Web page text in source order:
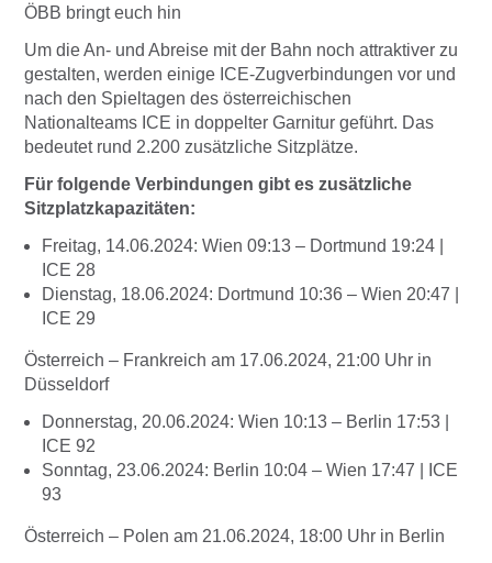
ÖBB bringt euch hin
Um die An- und Abreise mit der Bahn noch attraktiver zu
gestalten, werden einige ICE-Zugverbindungen vor und
nach den Spieltagen des österreichischen
Nationalteams ICE in doppelter Garnitur geführt. Das
bedeutet rund 2.200 zusätzliche Sitzplätze.
Für folgende Verbindungen gibt es zusätzliche
Sitzplatzkapazitäten:
Freitag, 14.06.2024: Wien 09:13 – Dortmund 19:24 |
ICE 28
Dienstag, 18.06.2024: Dortmund 10:36 – Wien 20:47 |
ICE 29
Österreich – Frankreich am 17.06.2024, 21:00 Uhr in
Düsseldorf
Donnerstag, 20.06.2024: Wien 10:13 – Berlin 17:53 |
ICE 92
Sonntag, 23.06.2024: Berlin 10:04 – Wien 17:47 | ICE
93
Österreich – Polen am 21.06.2024, 18:00 Uhr in Berlin